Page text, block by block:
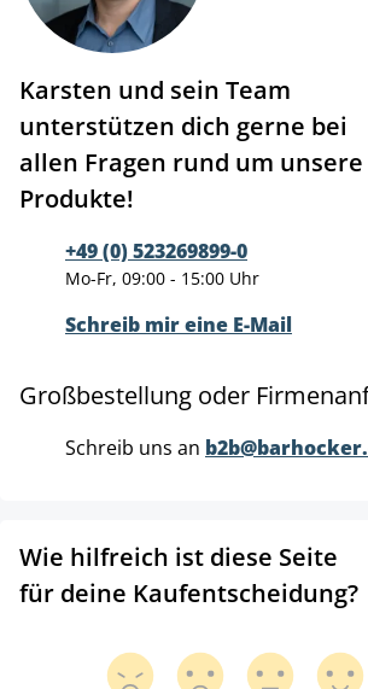
Karsten und sein Team
unterstützen dich gerne bei
allen Fragen rund um unsere
Produkte!
+49 (0) 523269899-0
Mo-Fr, 09:00 - 15:00 Uhr
Schreib mir eine E-Mail
Großbestellung oder
Schreib uns an
Wie hilfreich ist diese Seite
für deine Kaufentscheidung?